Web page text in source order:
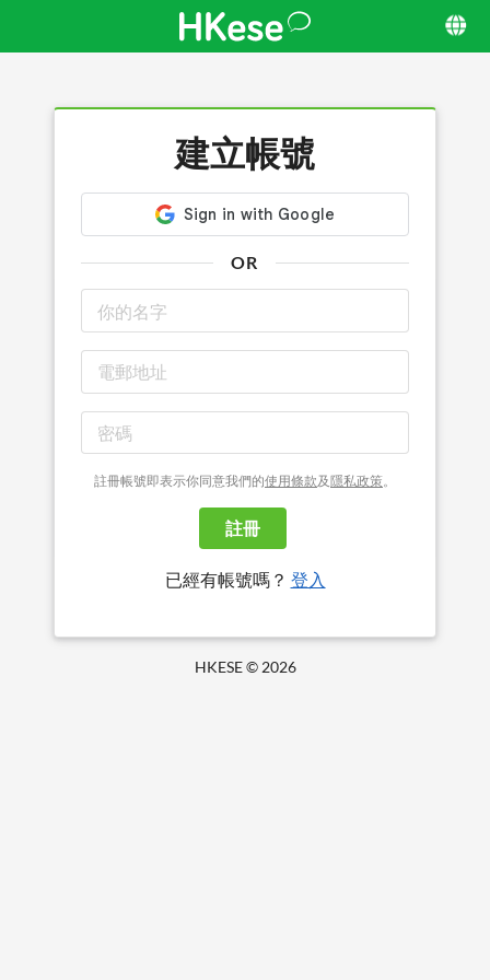
建立帳號
OR
註冊帳號即表示你同意我們的使用條款及隱私政策。
註冊
已經有帳號嗎？ 登入
HKESE © 2026